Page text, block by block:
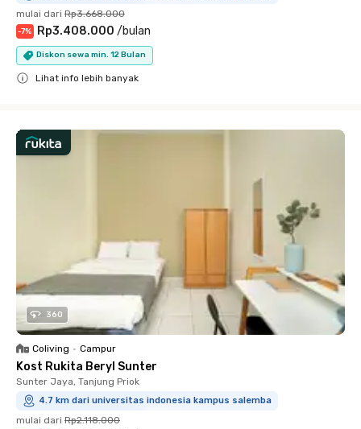
mulai dari Rp3.668.000
-7% Rp3.408.000 /bulan
Diskon sewa min. 12 Bulan
Lihat info lebih banyak
360
Coliving • Campur
Kost Rukita Beryl Sunter
Sunter Jaya, Tanjung Priok
4.7 km dari universitas indonesia kampus salemba
mulai dari Rp2.118.000